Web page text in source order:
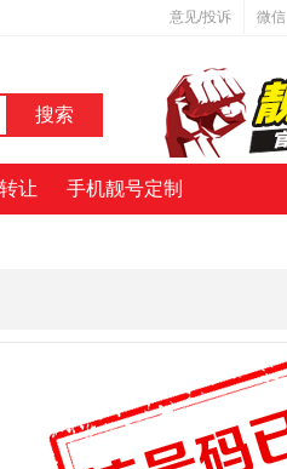
意见/投诉 微信
微信号:jihaoba999
让 手机靓号定制